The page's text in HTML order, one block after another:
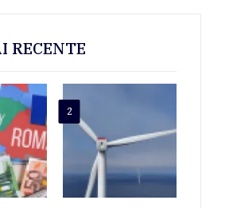
RECENTE
2